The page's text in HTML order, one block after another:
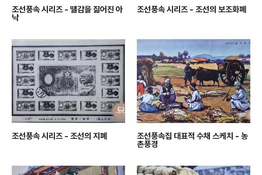
조선풍속 시리즈 - 땔감을 짊어진 아
낙
조선풍속 시리즈 - 조선의 보조화폐
조선풍속 시리즈 - 조선의 지폐
조선풍속집 대표적 수채 스케치 - 농
촌풍경